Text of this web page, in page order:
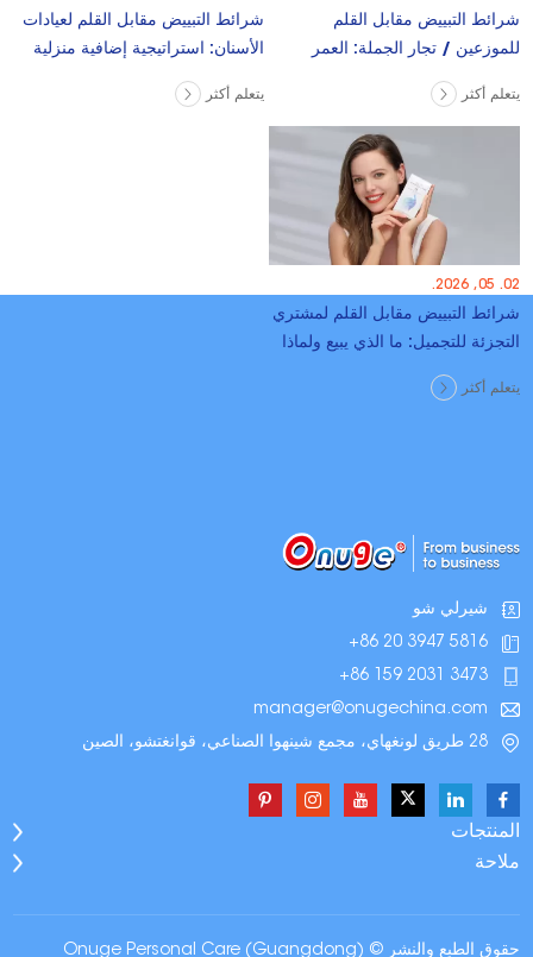
شرائط التبييض مقابل القلم
للموزعين / تجار الجملة: العمر
الافتراضي ، الشحن ، المطالبات
يتعلم أكثر
شرائط التبييض مقابل القلم لعيادات
الأسنان: استراتيجية إضافية منزلية
يتعلم أكثر
02. 05, 2026.
شرائط التبييض مقابل القلم لمشتري
التجزئة للتجميل: ما الذي يبيع ولماذا
يتعلم أكثر
شيرلي شو
+86 20 3947 5816
+86 159 2031 3473
manager@onugechina.com
28 طريق لونغهاي، مجمع شينهوا الصناعي، قوانغتشو، الصين
المنتجات
ملاحة
حقوق الطبع والنشر © Onuge Personal Care (Guangdong)